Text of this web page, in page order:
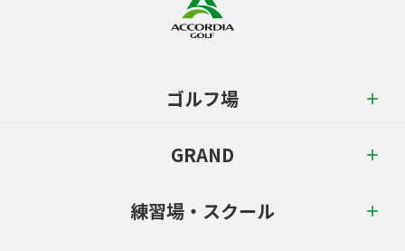
ゴルフ場
GRAND
練習場・スクール